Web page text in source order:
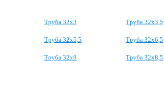
Труба 32х3 Труба 32х3,5
Труба 32х5,5 Труба 32х6,5
Труба 32х8 Труба 32х8,5